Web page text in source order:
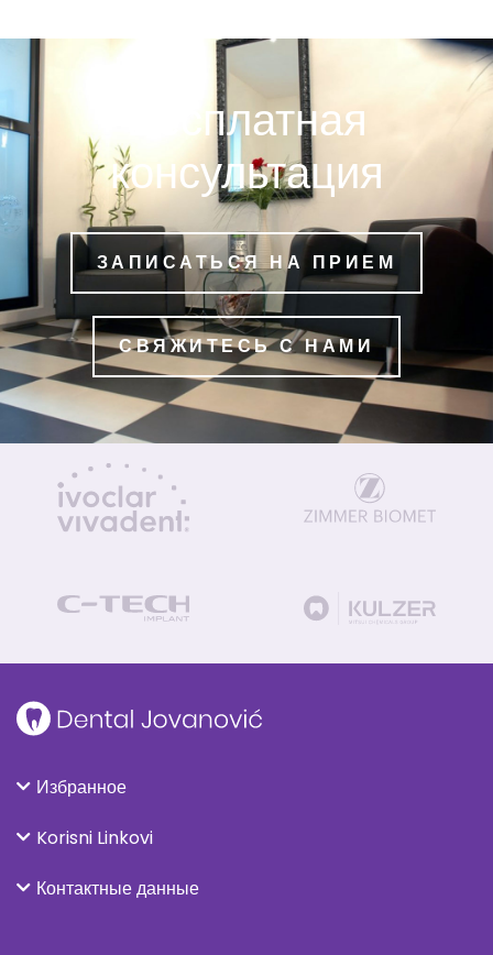
Весплатная
консультация
ЗАПИСАТЬСЯ НА ПРИЕМ
СВЯЖИТЕСЬ С НАМИ
Избранное
Korisni Linkovi
Контактные данные